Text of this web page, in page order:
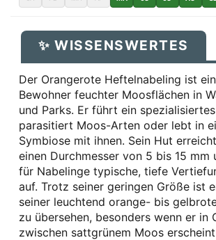
✨ WISSENSWERTES
Der Orangerote Heftelnabeling ist
Bewohner feuchter Moosflächen in
und Parks. Er führt ein
parasitiert Moos-Arten oder lebt in
Symbiose mit ihnen. Sein Hut
einen Durchmesser von 5 bis 15 mm
für Nabelinge typische, tiefe
auf. Trotz seiner geringen Größe ist
seiner leuchtend orange- bis
zu übersehen, besonders wenn er in
zwischen sattgrünem Moos